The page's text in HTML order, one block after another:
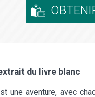
du livre blanc
une aventure, avec